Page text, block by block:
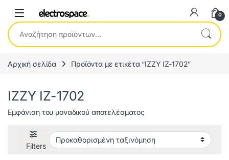
0
Αναζήτηση για:
Αρχική σελίδα Προϊόντα με ετικέτα “IZZY IZ-1702”
IZZY IZ-1702
Εμφάνιση του μοναδικού αποτελέσματος
Filters